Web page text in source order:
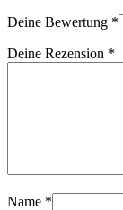
Deine Bewertung *
Deine Rezension *
Name *